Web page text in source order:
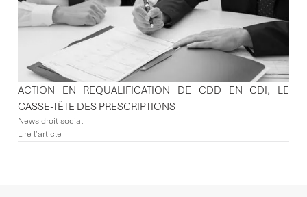
ACTION EN REQUALIFICATION DE CDD EN CDI, LE
CASSE-TÊTE DES PRESCRIPTIONS
News droit social
Lire l'article